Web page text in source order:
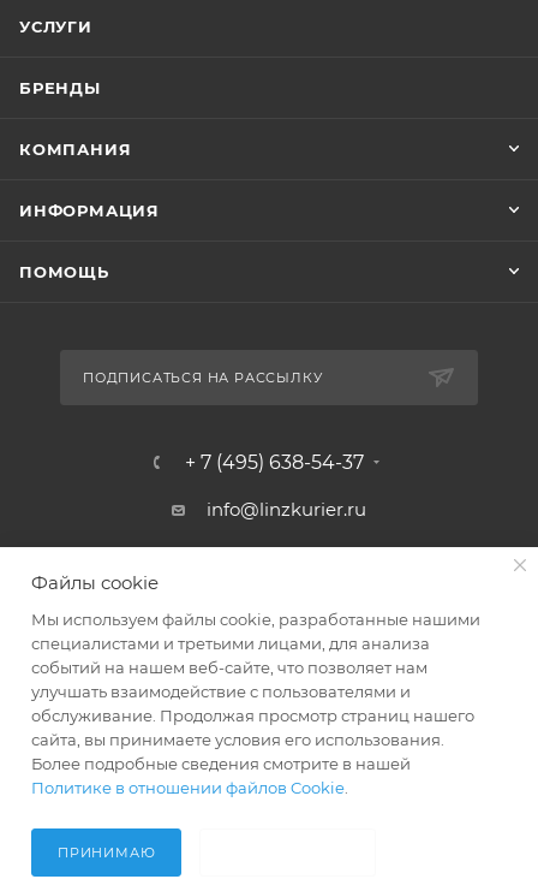
УСЛУГИ
БРЕНДЫ
КОМПАНИЯ
ИНФОРМАЦИЯ
ПОМОЩЬ
ПОДПИСАТЬСЯ НА РАССЫЛКУ
+ 7 (495) 638-54-37
info@linzkurier.ru
2008 - 2026 © Интернет магазин Линз Курьер
Файлы cookie
Мы используем файлы cookie, разработанные нашими
специалистами и третьими лицами, для анализа
событий на нашем веб-сайте, что позволяет нам
улучшать взаимодействие с пользователями и
обслуживание. Продолжая просмотр страниц нашего
сайта, вы принимаете условия его использования.
Более подробные сведения смотрите в нашей
Политике в отношении файлов Cookie
ПРИНИМАЮ